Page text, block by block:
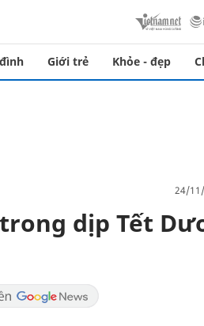
Giới trẻ Khỏe - đẹp
24/
dịp Tết